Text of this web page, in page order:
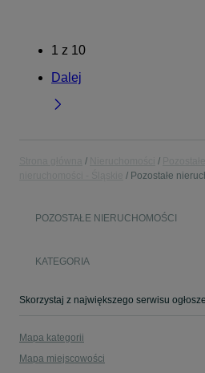
1 z 10
Dalej
Pozostałe
POZOSTAŁE NIERUCHOMOŚCI
KATEGORIA
Mapa kategorii
Mapa miejscowości